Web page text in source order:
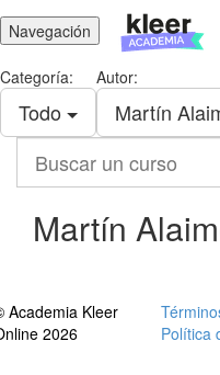
Navegación
Categoría:
Todo
Autor:
Martín
curso
Martín
Academia Kleer
2026
Política